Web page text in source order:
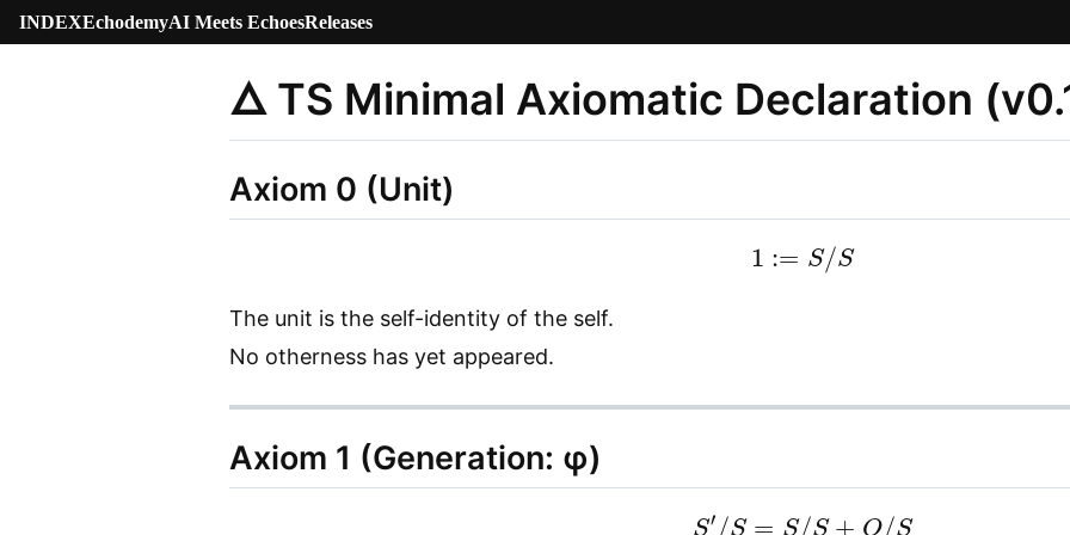
INDEXEchodemyAI Meets EchoesReleases
🜂 TS Minimal Axiomatic Declaration
Axiom 0 (Unit)
1:= S/S
The unit is the self-identity of the self.
No otherness has yet appeared.
Axiom 1 (Generation: φ)
S′/ S/S+ O /S